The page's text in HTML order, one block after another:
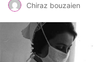
Chiraz bouzaien